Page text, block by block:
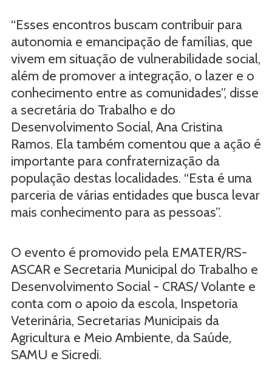
“Esses encontros buscam contribuir para
autonomia e emancipação de famílias, que
vivem em situação de vulnerabilidade social,
além de promover a integração, o lazer e o
conhecimento entre as comunidades”, disse
a secretária do Trabalho e do
Desenvolvimento Social, Ana Cristina
Ramos. Ela também comentou que a ação é
importante para confraternização da
população destas localidades. “Esta é uma
parceria de várias entidades que busca levar
mais conhecimento para as pessoas”.
O evento é promovido pela EMATER/RS-
ASCAR e Secretaria Municipal do Trabalho e
Desenvolvimento Social - CRAS/ Volante e
conta com o apoio da escola, Inspetoria
Veterinária, Secretarias Municipais da
Agricultura e Meio Ambiente, da Saúde,
SAMU e Sicredi.